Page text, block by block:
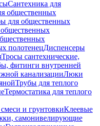
Сантехника для
общественных
для общественных
полотенецДиспенсеры
Тросы сантехнические,
фитинги внутренней
канализацииЛюки
Трубы для теплого
Термостатика для теплого
и грунтовкиКлеевые
самонивелирующие